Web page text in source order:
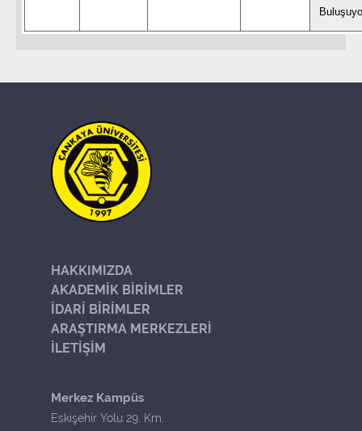
HAKKIMIZDA
AKADEMİK BİRİMLER
İDARİ BİRİMLER
ARAŞTIRMA MERKEZLERİ
İLETİŞİM
Merkez Kampüs
Eskişehir Yolu 29. Km.